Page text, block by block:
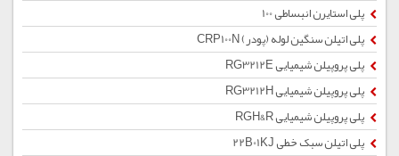
پلی استایرن انبساطی 100
پلی اتیلن سنگین لوله (پودر) CRP100N
پلی پروپیلن شیمیایی RG3212E
پلی پروپیلن شیمیایی RG3212H
پلی پروپیلن شیمیایی RGH&R
پلی اتیلن سبک خطی 22B01KJ